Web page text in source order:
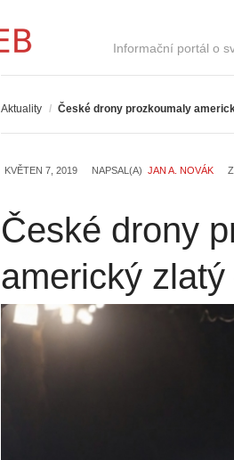
Informační portál o
Aktuality / České drony prozkoumaly
KVĚTEN 7, 2019 NAPSAL(A) JAN A. NOVÁK
České drony
americký zlatý